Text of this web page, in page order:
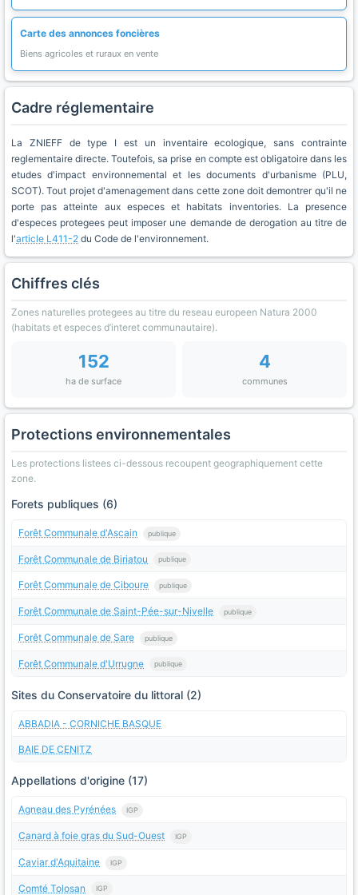
Carte des annonces foncières
Biens agricoles et ruraux en vente
Cadre réglementaire
La ZNIEFF de type I est un inventaire ecologique, sans contrainte
reglementaire directe. Toutefois, sa prise en compte est obligatoire dans les
etudes d'impact environnemental et les documents d'urbanisme (PLU,
SCOT). Tout projet d'amenagement dans cette zone doit demontrer qu'il ne
porte pas atteinte aux especes et habitats inventories. La presence
d'especes protegees peut imposer une demande de derogation au titre de
l'article L411-2 du Code de l'environnement.
Chiffres clés
Zones naturelles protegees au titre du reseau europeen Natura 2000
(habitats et especes d’interet communautaire).
152
ha de surface
4
communes
Protections environnementales
Les protections listees ci-dessous recoupent geographiquement cette
zone.
Forets publiques (6)
Forêt Communale d'Ascain publique
Forêt Communale de Biriatou publique
Forêt Communale de Ciboure publique
Forêt Communale de Saint-Pée-sur-Nivelle publique
Forêt Communale de Sare publique
Forêt Communale d'Urrugne publique
Sites du Conservatoire du littoral (2)
ABBADIA - CORNICHE BASQUE
BAIE DE CENITZ
Appellations d'origine (17)
Agneau des Pyrénées IGP
Canard à foie gras du Sud-Ouest IGP
Caviar d'Aquitaine IGP
Comté Tolosan IGP